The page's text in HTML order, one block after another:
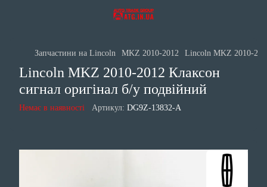
Запчастини на Lincoln MKZ 2010-2012 Lincoln MKZ 2010-
Lincoln MKZ 2010-2012 Клаксон
сигнал оригінал б/у подвійний
Немає в наявності Артикул: DG9Z-13832-A